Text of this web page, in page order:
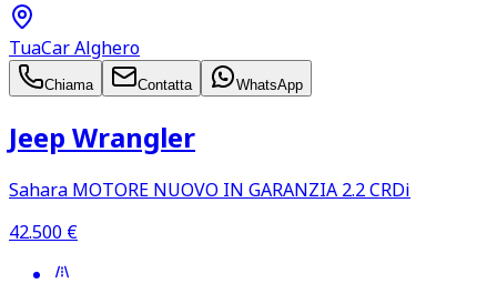
TuaCar Alghero
Chiama Contatta WhatsApp
Jeep Wrangler
Sahara MOTORE NUOVO IN GARANZIA 2.2 CRDi
42.500 €